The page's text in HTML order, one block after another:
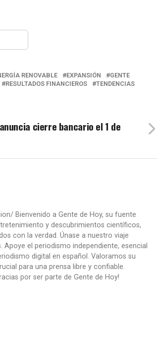
RENOVABLE EXPANSIÓN
GENTE
RESULTADOS FINANCIEROS
TENDENCIAS
cierre bancario el 1 de
Bienvenido a Gente de Hoy, su fuente
y descubrimientos científicos,
con la verdad. Únase a nuestro viaje
el periodismo independiente, esencial
digital en español. Valoramos su
para una prensa libre y confiable.
por ser parte de Gente de Hoy!